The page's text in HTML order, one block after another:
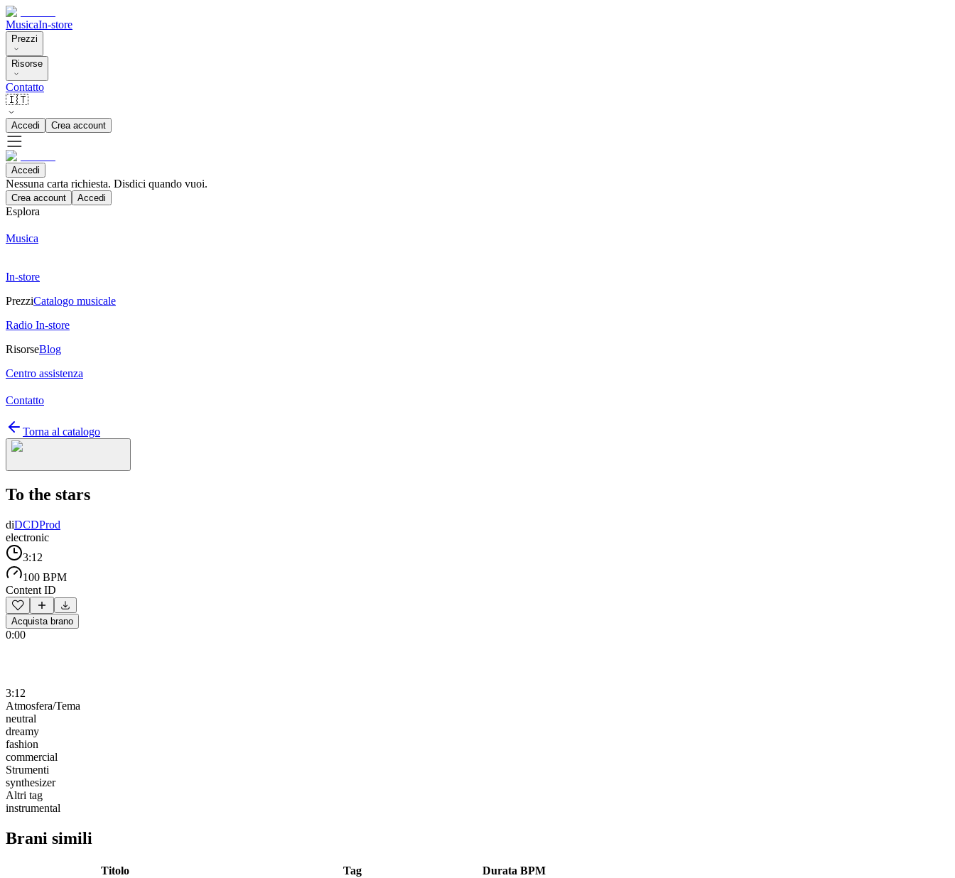
MusicaIn-store
Prezzi
Risorse
Contatto
🇮🇹
Accedi Crea account
Accedi
Nessuna carta richiesta. Disdici quando vuoi.
Crea account Accedi
Esplora
Musica
In-store
PrezziCatalogo musicale
Radio In-store
RisorseBlog
Centro assistenza
Contatto
Torna al catalogo
To the stars
diDCDProd
electronic
3:12
100 BPM
Content ID
Acquista brano
0:00
3:12
Atmosfera/Tema
neutral
dreamy
fashion
commercial
Strumenti
synthesizer
Altri tag
instrumental
Brani simili
Titolo Tag Durata BPM